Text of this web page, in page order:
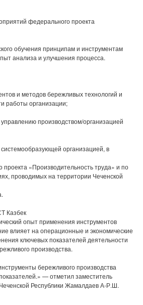
федерального проекта
обучения принципам и инструментам
анализа и улучшения процесса.
и методов бережливых технологий и
работы организации;
производством/организацией
организацией, в
проекта «Производительность труда» и по
проводимых на территории Чеченской
Казбек
опыт применения инструментов
влияет на операционные и экономические
ключевых показателей деятельности
производства.
бережливого производства
— отметил заместитель
Республики Жамалдаев А-Р.Ш.